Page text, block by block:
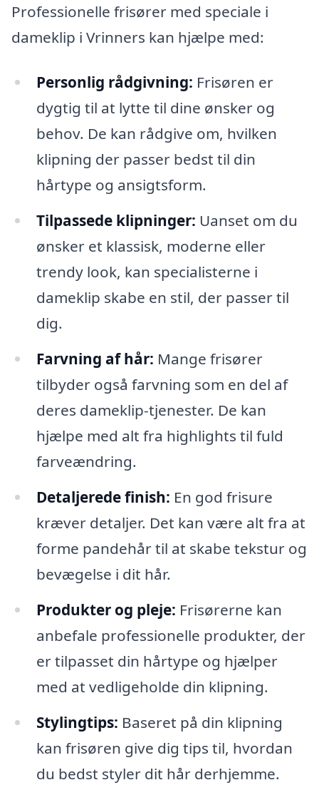
Professionelle frisører med speciale i
dameklip i Vrinners kan hjælpe med:
Personlig rådgivning: Frisøren er
dygtig til at lytte til dine ønsker og
behov. De kan rådgive om, hvilken
klipning der passer bedst til din
hårtype og ansigtsform.
Tilpassede klipninger: Uanset om du
ønsker et klassisk, moderne eller
trendy look, kan specialisterne i
dameklip skabe en stil, der passer til
dig.
Farvning af hår: Mange frisører
tilbyder også farvning som en del af
deres dameklip-tjenester. De kan
hjælpe med alt fra highlights til fuld
farveændring.
Detaljerede finish: En god frisure
kræver detaljer. Det kan være alt fra at
forme pandehår til at skabe tekstur og
bevægelse i dit hår.
Produkter og pleje: Frisørerne kan
anbefale professionelle produkter, der
er tilpasset din hårtype og hjælper
med at vedligeholde din klipning.
Stylingtips: Baseret på din klipning
kan frisøren give dig tips til, hvordan
du bedst styler dit hår derhjemme.